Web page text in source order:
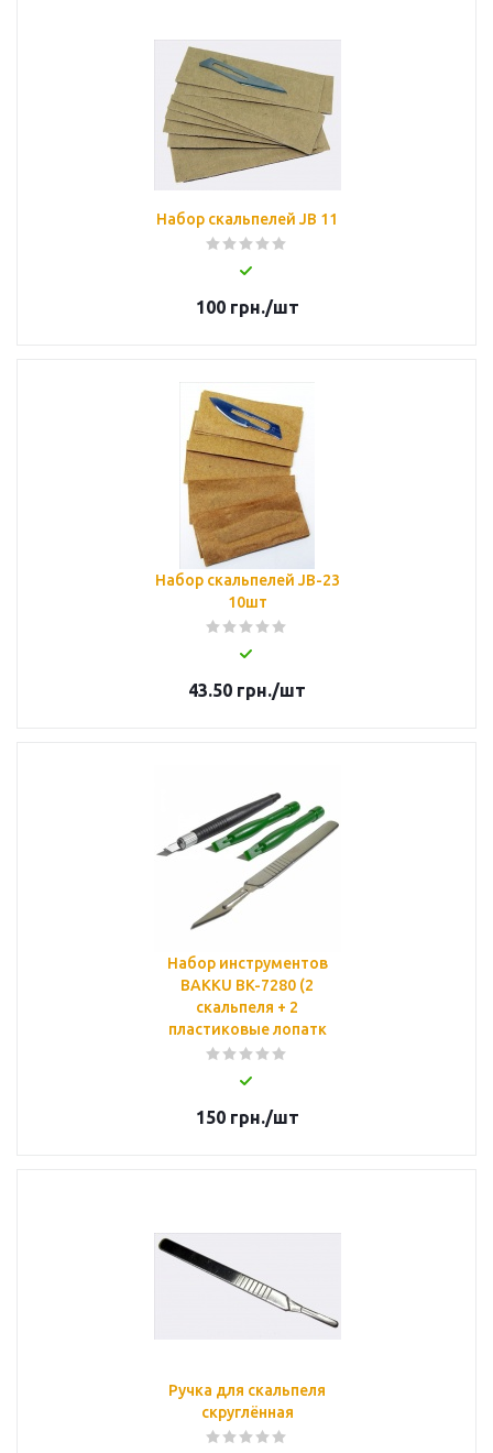
Набор скальпелей JB 11
100грн./шт
Набор скальпелей JB-23
10шт
43.50 грн./шт
Набор инструментов
BAKKU BK-7280 (2
скальпеля + 2
пластиковые лопатк
150грн./шт
Ручка для скальпеля
скруглённая